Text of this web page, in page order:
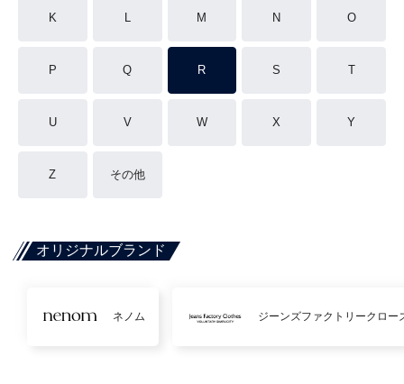
K L M N O
P Q R S T
U V W X Y
Z その他
オリジナルブランド
ネノム ジーンズファクトリークロー